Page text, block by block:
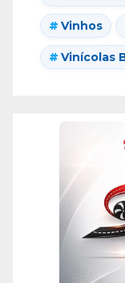
Vinhos
Vinícolas